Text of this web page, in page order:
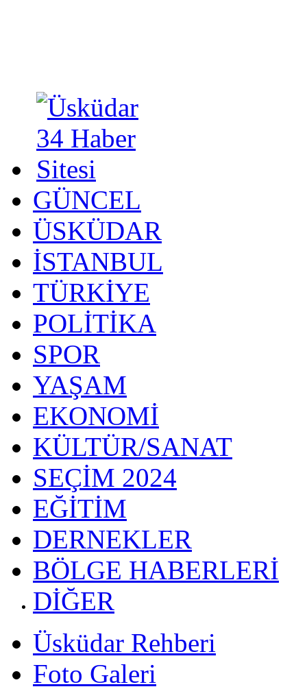
GÜNCEL
ÜSKÜDAR
İSTANBUL
TÜRKİYE
POLİTİKA
SPOR
YAŞAM
EKONOMİ
KÜLTÜR/SANAT
SEÇİM 2024
EĞİTİM
DERNEKLER
BÖLGE HABERLERİ
DİĞER
Üsküdar Rehberi
Foto Galeri